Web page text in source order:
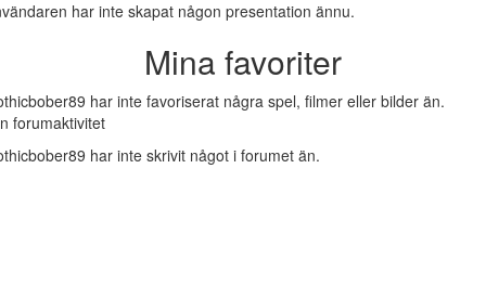
har inte skapat någon presentation ännu.
Mina favoriter
har inte favoriserat några spel, filmer eller bilder än.
forumaktivitet
har inte skrivit något i forumet än.